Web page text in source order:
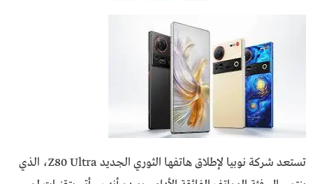
تستعد شركة نوبيا لإطلاق هاتفها الثوري الجديد Z80 Ultra، الذي